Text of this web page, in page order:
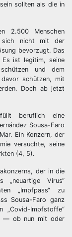
sollten als die in
2.500 Menschen
sich nicht mit der
bevorzugt. Das
ist legitim, seine
und dem
schützen, mit
Doch ab jetzt
füllt beruflich eine
Sousa-Faro
Ein Konzern, der
versuchte, seine
(4, 5).
der in die
„neuartige Virus“
„Impfpass“ zu
Sousa-Faro ganz
„Covid-Impfstoffe“
— ob nun mit oder